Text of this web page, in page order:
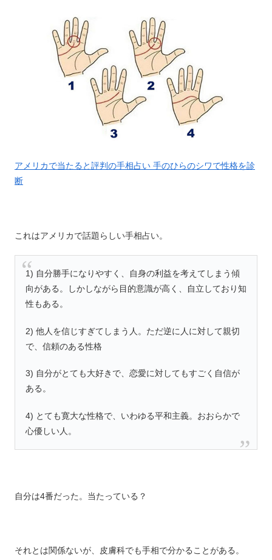
アメリカで当たると評判の手相占い 手のひらのシワで性格を診
断
これはアメリカで話題らしい手相占い。
1) 自分勝手になりやすく、自身の利益を考えてしまう傾
向がある。しかしながら目的意識が高く、自立しており知
性もある。
2) 他人を信じすぎてしまう人。ただ逆に人に対して親切
で、信頼のある性格
3) 自分がとても大好きで、恋愛に対してもすごく自信が
ある。
4) とても寛大な性格で、いわゆる平和主義。おおらかで
心優しい人。
自分は4番だった。当たっている？
それとは関係ないが、皮膚科でも手相で分かることがある。